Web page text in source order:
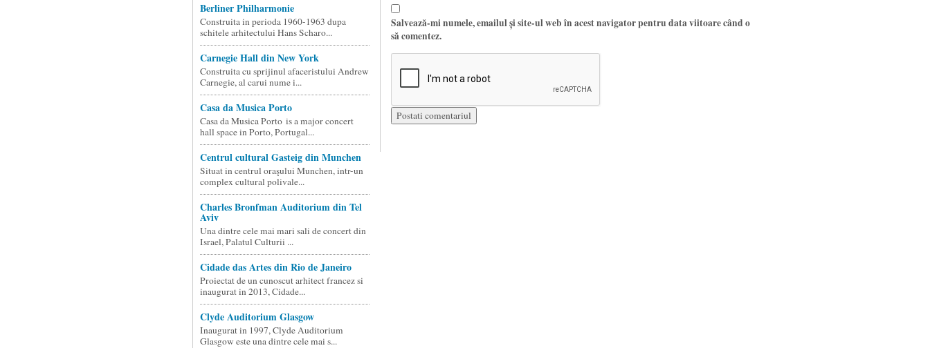
Berliner Philharmonie
Construita in perioda 1960-1963 dupa
schitele arhitectului Hans Scharo...
Carnegie Hall din New York
Construita cu sprijinul afaceristului Andrew
Carnegie, al carui nume i...
Casa da Musica Porto
Casa da Musica Porto is a major concert
hall space in Porto, Portugal...
Centrul cultural Gasteig din Munchen
Situat in centrul oraşului Munchen, intr-un
complex cultural polivale...
Charles Bronfman Auditorium din Tel
Aviv
Una dintre cele mai mari sali de concert din
Israel, Palatul Culturii ...
Cidade das Artes din Rio de Janeiro
Proiectat de un cunoscut arhitect francez si
inaugurat in 2013, Cidade...
Clyde Auditorium Glasgow
Inaugurat in 1997, Clyde Auditorium
Glasgow este una dintre cele mai s...
Salvează-mi numele, emailul și site-ul web în acest navigator pentru data viitoare când o
să comentez.